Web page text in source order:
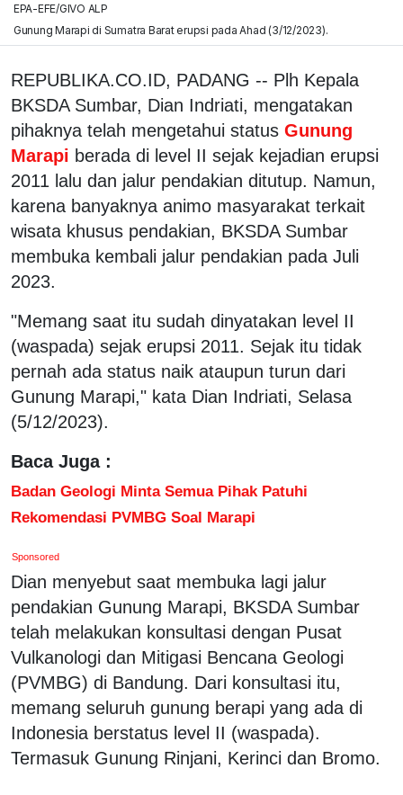
EPA-EFE/GIVO ALP
Gunung Marapi di Sumatra Barat erupsi pada Ahad (3/12/2023).
REPUBLIKA.CO.ID, PADANG -- Plh Kepala
BKSDA Sumbar, Dian Indriati, mengatakan
pihaknya telah mengetahui status Gunung
Marapi berada di level II sejak kejadian erupsi
2011 lalu dan jalur pendakian ditutup. Namun,
karena banyaknya animo masyarakat terkait
wisata khusus pendakian, BKSDA Sumbar
membuka kembali jalur pendakian pada Juli
2023.
"Memang saat itu sudah dinyatakan level II
(waspada) sejak erupsi 2011. Sejak itu tidak
pernah ada status naik ataupun turun dari
Gunung Marapi," kata Dian Indriati, Selasa
(5/12/2023).
Baca Juga :
Badan Geologi Minta Semua Pihak Patuhi
Rekomendasi PVMBG Soal Marapi
Sponsored
Dian menyebut saat membuka lagi jalur
pendakian Gunung Marapi, BKSDA Sumbar
telah melakukan konsultasi dengan Pusat
Vulkanologi dan Mitigasi Bencana Geologi
(PVMBG) di Bandung. Dari konsultasi itu,
memang seluruh gunung berapi yang ada di
Indonesia berstatus level II (waspada).
Termasuk Gunung Rinjani, Kerinci dan Bromo‎.